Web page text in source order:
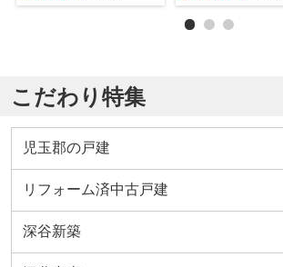
こだわり特集
児玉郡の戸建
リフォーム済中古戸建
深谷新築